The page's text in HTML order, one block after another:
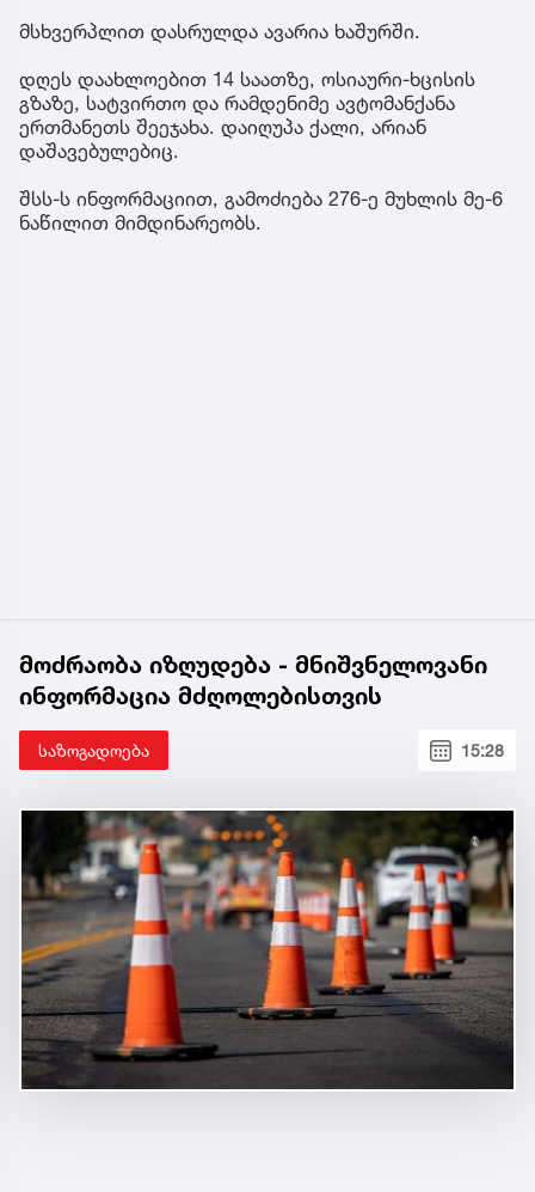
მსხვერპლით დასრულდა ავარია ხაშურში.
დღეს დაახლოებით 14 საათზე, ოსიაური-ხცისის
გზაზე, სატვირთო და რამდენიმე ავტომანქანა
ერთმანეთს შეეჯახა. დაიღუპა ქალი, არიან
დაშავებულებიც.
შსს-ს ინფორმაციით, გამოძიება 276-ე მუხლის მე-6
ნაწილით მიმდინარეობს.
მოძრაობა იზღუდება - მნიშვნელოვანი
ინფორმაცია მძღოლებისთვის
საზოგადოება 15:28